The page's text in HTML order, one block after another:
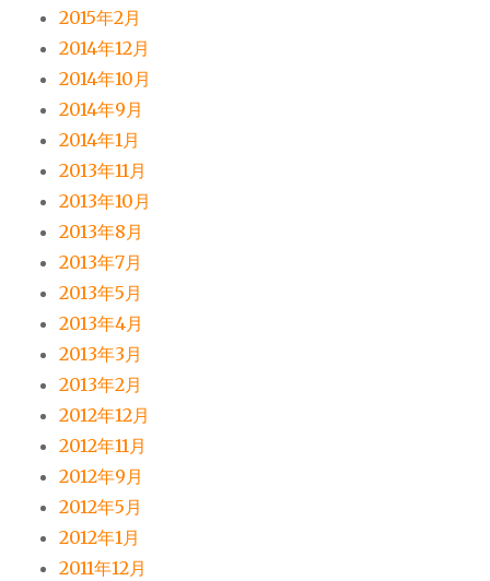
2015年2月
2014年12月
2014年10月
2014年9月
2014年1月
2013年11月
2013年10月
2013年8月
2013年7月
2013年5月
2013年4月
2013年3月
2013年2月
2012年12月
2012年11月
2012年9月
2012年5月
2012年1月
2011年12月